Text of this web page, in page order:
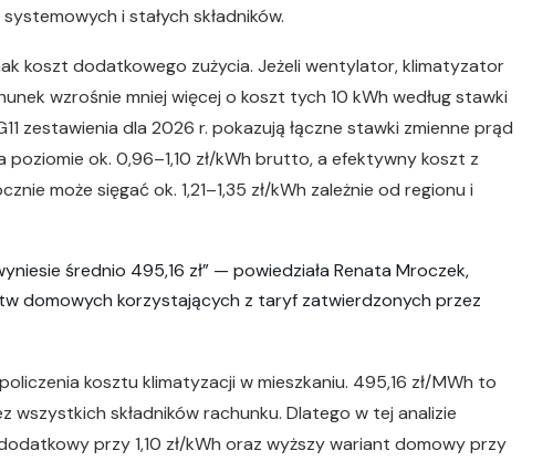
i stałych składników.
koszt dodatkowego zużycia. Jeżeli wentylator, klimatyzator
wzrośnie mniej więcej o koszt tych 10 kWh według stawki
zestawienia dla 2026 r. pokazują łączne stawki zmienne prąd
ok. 0,96–1,10 zł/kWh brutto, a efektywny koszt z
może sięgać ok. 1,21–1,35 zł/kWh zależnie od regionu i
średnio 495,16 zł” — powiedziała Renata Mroczek,
domowych korzystających z taryf zatwierdzonych przez
kosztu klimatyzacji w mieszkaniu. 495,16 zł/MWh to
wszystkich składników rachunku. Dlatego w tej analizie
przy 1,10 zł/kWh oraz wyższy wariant domowy przy